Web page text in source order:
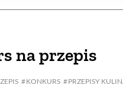
na przepis
KONKURS PRZEPISY